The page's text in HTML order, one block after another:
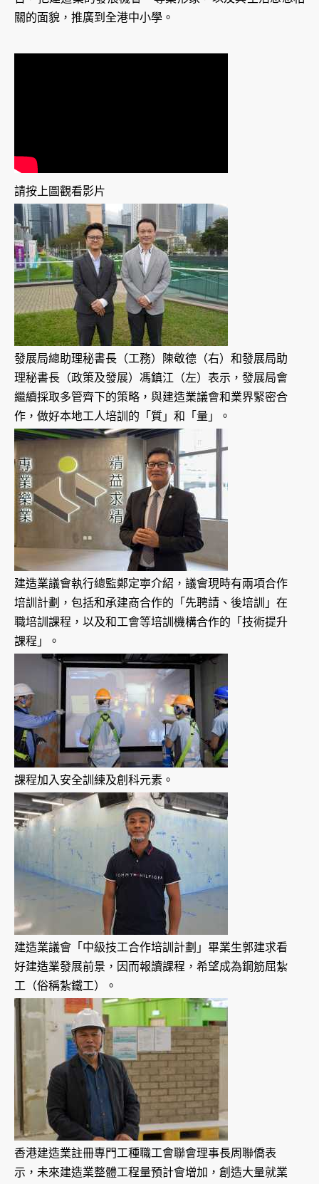
關的面貌，推廣到全港中小學。
請按上圖觀看影片
發展局總助理秘書長（工務）陳敬德（右）和發展局助
理秘書長（政策及發展）馮鎮江（左）表示，發展局會
繼續採取多管齊下的策略，與建造業議會和業界緊密合
作，做好本地工人培訓的「質」和「量」。
建造業議會執行總監鄭定寕介紹，議會現時有兩項合作
培訓計劃，包括和承建商合作的「先聘請、後培訓」在
職培訓課程，以及和工會等培訓機構合作的「技術提升
課程」。
課程加入安全訓練及創科元素。
建造業議會「中級技工合作培訓計劃」畢業生郭建求看
好建造業發展前景，因而報讀課程，希望成為鋼筋屈紮
工（俗稱紮鐵工）。
香港建造業註冊專門工種職工會聯會理事長周聯僑表
示，未來建造業整體工程量預計會增加，創造大量就業